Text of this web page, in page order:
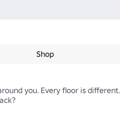
Shop
you. Every floor is